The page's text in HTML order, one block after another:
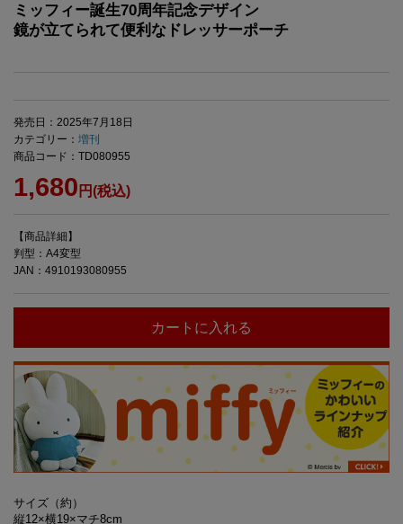
ミッフィー誕生70周年記念デザイン
鏡が立てられて便利なドレッサーポーチ
発売日：2025年7月18日
カテゴリー： 増刊
商品コード：TD080955
1,680 円(税込)
【商品詳細】
判型：A4変型
JAN：4910193080955
カートに入れる
サイズ（約）
縦12×横19×マチ8cm